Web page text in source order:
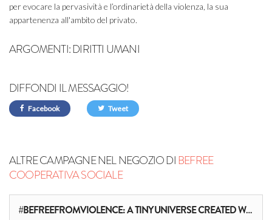
per evocare la pervasività e l’ordinarietà della violenza, la sua
appartenenza all'ambito del privato.
ARGOMENTI:DIRITTI UMANI
DIFFONDI IL MESSAGGIO!
Facebook Tweet
ALTRE CAMPAGNE NEL NEGOZIO DIBEFREE
COOPERATIVA SOCIALE
#BEFREEFROMVIOLENCE: A TINY UNIVERSE CREATED WITH EVERY TEARDROP